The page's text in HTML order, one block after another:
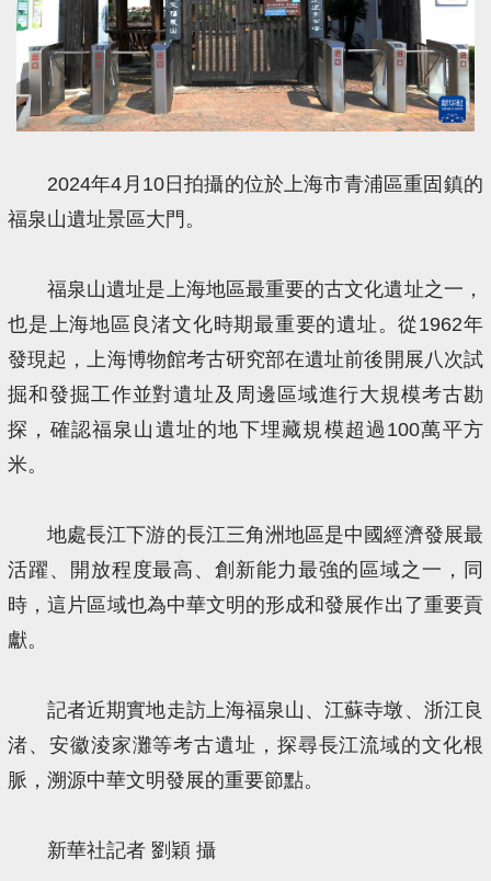
2024年4月10日拍攝的位於上海市青浦區重固鎮的
福泉山遺址景區大門。
福泉山遺址是上海地區最重要的古文化遺址之一，
也是上海地區良渚文化時期最重要的遺址。從1962年
發現起，上海博物館考古研究部在遺址前後開展八次試
掘和發掘工作並對遺址及周邊區域進行大規模考古勘
探，確認福泉山遺址的地下埋藏規模超過100萬平方
米。
地處長江下游的長江三角洲地區是中國經濟發展最
活躍、開放程度最高、創新能力最強的區域之一，同
時，這片區域也為中華文明的形成和發展作出了重要貢
獻。
記者近期實地走訪上海福泉山、江蘇寺墩、浙江良
渚、安徽淩家灘等考古遺址，探尋長江流域的文化根
脈，溯源中華文明發展的重要節點。
新華社記者 劉穎 攝